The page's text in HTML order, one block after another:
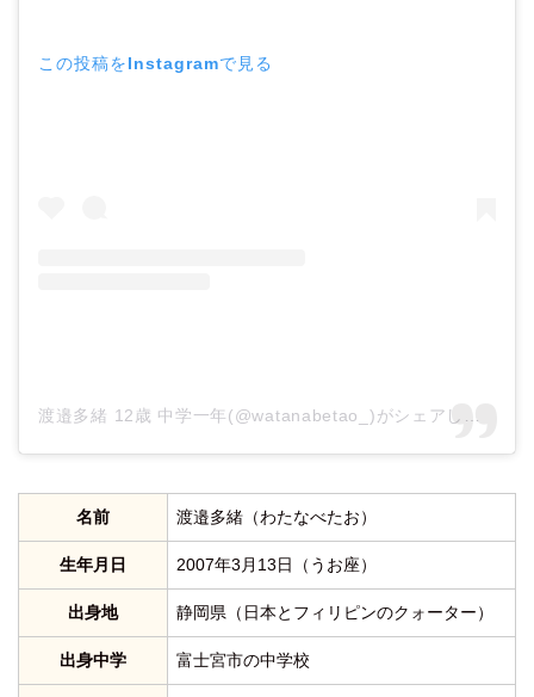
この投稿をInstagramで見る
名前 渡邉多緒（わたなべたお）
生年月日 2007年3月13日（うお座）
出身地 静岡県（日本とフィリピンのクォーター）
出身中学 富士宮市の中学校